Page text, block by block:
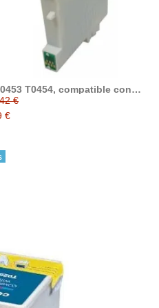
T0454, compatible con
€
€